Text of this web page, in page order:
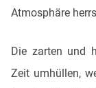
Atmosphäre
Die zarten und
Zeit umhüllen,